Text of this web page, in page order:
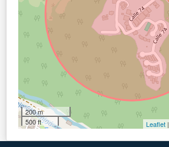
200 m
500 ft
Leaflet